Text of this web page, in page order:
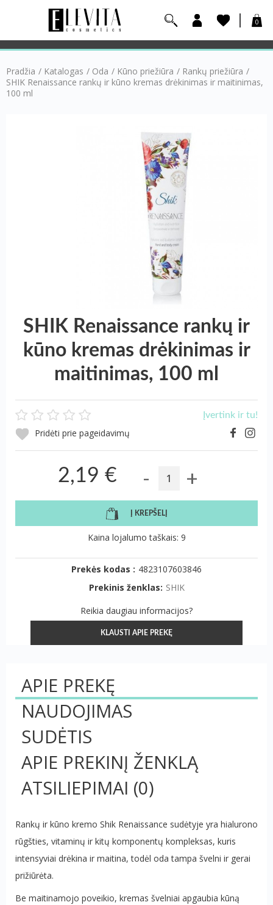
0
Pradžia / Katalogas / Oda / Kūno priežiūra / Rankų priežiūra /
SHIK Renaissance rankų ir kūno kremas drėkinimas ir maitinimas,
100 ml
SHIK Renaissance rankų ir
kūno kremas drėkinimas ir
maitinimas, 100 ml
Įvertink ir tu!
Pridėti prie pageidavimų
2,19 € - +
Į KREPŠELĮ
Kaina lojalumo taškais: 9
Prekės kodas : 4823107603846
Prekinis ženklas: SHIK
Reikia daugiau informacijos?
KLAUSTI APIE PREKĘ
APIE PREKĘ
NAUDOJIMAS
SUDĖTIS
APIE PREKINĮ ŽENKLĄ
ATSILIEPIMAI (0)
Rankų ir kūno kremo Shik Renaissance sudėtyje yra hialurono
rūgšties, vitaminų ir kitų komponentų kompleksas, kuris
intensyviai drėkina ir maitina, todėl oda tampa švelni ir gerai
prižiūrėta.
Be maitinamojo poveikio, kremas švelniai apgaubia kūną